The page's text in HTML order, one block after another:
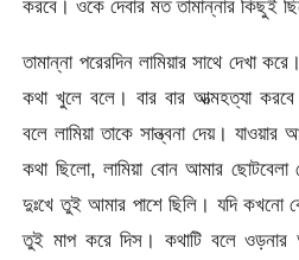
করবে। ওকে দেবার মত তামান্নার কিছুই
তামান্না পরেরদিন লামিয়ার সাথে দেখা
কথা খুলে বলে। বার বার আত্মহত্যা
বলে লামিয়া তাকে সান্ত্বনা দেয়। যাওয়ার
কথা ছিলো, লামিয়া বোন আমার
দুঃখে তুই আমার পাশে ছিলি। যদি কখনো
তুই মাপ করে দিস। কথাটি বলে